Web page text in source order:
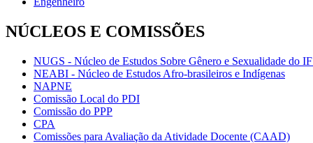
NÚCLEOS E COMISSÕES
NUGS - Núcleo de Estudos Sobre Gênero e Sexualidade do
NEABI - Núcleo de Estudos Afro-brasileiros e Indígenas
NAPNE
Comissão Local do PDI
Comissão do PPP
CPA
Comissões para Avaliação da Atividade Docente (CAAD)